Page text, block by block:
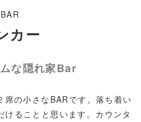
BAR
カー
な隠れ家Bar
席の小さなBARです。落ち着い
ることと思います。カウンタ